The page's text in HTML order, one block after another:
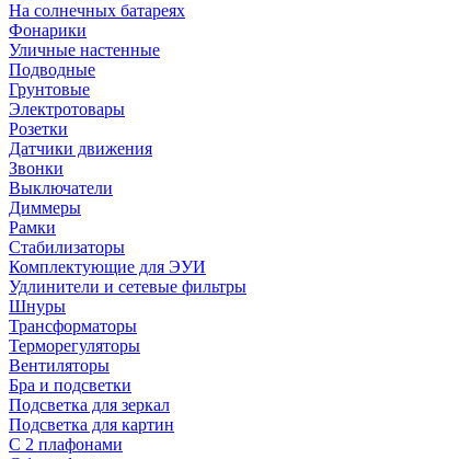
На солнечных батареях
Фонарики
Уличные настенные
Подводные
Грунтовые
Электротовары
Розетки
Датчики движения
Звонки
Выключатели
Диммеры
Рамки
Стабилизаторы
Комплектующие для ЭУИ
Удлинители и сетевые фильтры
Шнуры
Трансформаторы
Терморегуляторы
Вентиляторы
Бра и подсветки
Подсветка для зеркал
Подсветка для картин
С 2 плафонами